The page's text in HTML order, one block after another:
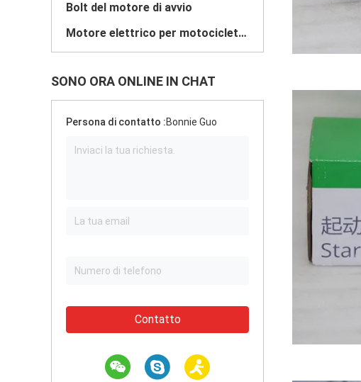
Bolt del motore di avvio
Motore elettrico per motociclette
SONO ORA ONLINE IN CHAT
Persona di contatto :Bonnie Guo
Contatto